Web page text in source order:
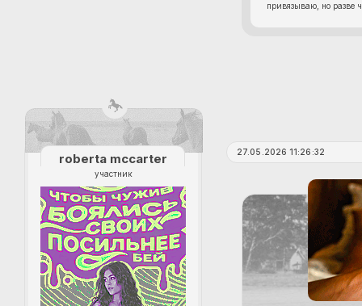
привязываю, но разве
27.05.2026 11:26:32
roberta mccarter
участник